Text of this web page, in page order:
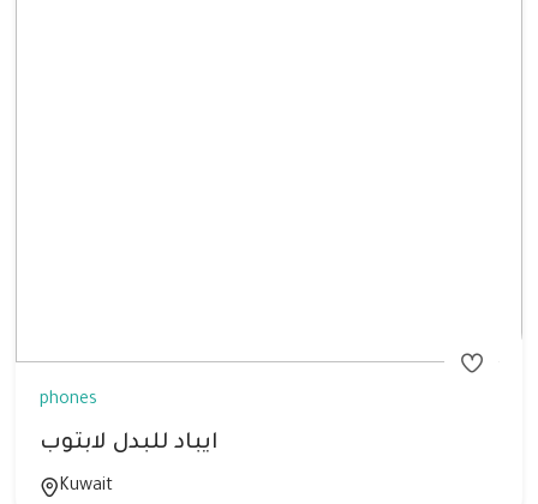
phones
ايباد للبدل لابتوب
Kuwait